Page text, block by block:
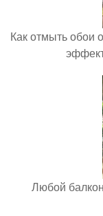
Как отмыть обои
Любой